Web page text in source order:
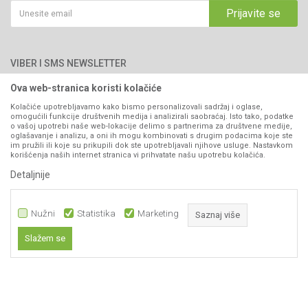
066/44-99-00
Saradnja
Kontakt
Kako kupiti
Isporuka
Pravo na odustajanje
Reklamacije
Povraćaj sredstava
Zamjena artikala
Plaćanje karticama
Prijavite se
VIBER I SMS NEWSLETTER
PRATITE NAS
Ova web-stranica koristi kolačiće
Kolačiće upotrebljavamo kako bismo personalizovali sadržaj i oglase,
omogućili funkcije društvenih medija i analizirali saobraćaj. Isto tako, podatke
o vašoj upotrebi naše web-lokacije delimo s partnerima za društvene medije,
oglašavanje i analizu, a oni ih mogu kombinovati s drugim podacima koje ste
im pružili ili koje su prikupili dok ste upotrebljavali njihove usluge. Nastavkom
korišćenja naših internet stranica vi prihvatate našu upotrebu kolačića.
Detaljnije
Nužni Statistika Marketing Saznaj više
Slažem se